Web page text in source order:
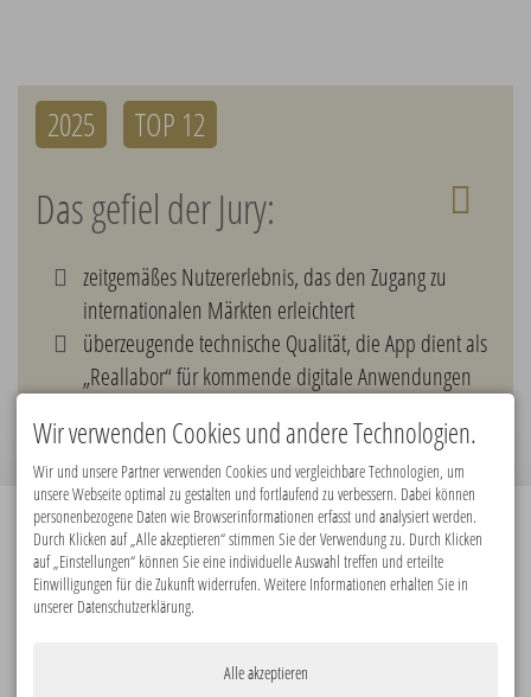
2025 TOP 12
Das gefiel der Jury:
zeitgemäßes Nutzererlebnis, das den Zugang zu
internationalen Märkten erleichtert
überzeugende technische Qualität, die App dient als
„Reallabor“ für kommende digitale Anwendungen
Premiumpartner:
Wir verwenden Cookies und andere Technologien.
Wir und unsere Partner verwenden Cookies und vergleichbare Technologien, um
unsere Webseite optimal zu gestalten und fortlaufend zu verbessern. Dabei können
personenbezogene Daten wie Browserinformationen erfasst und analysiert werden.
Durch Klicken auf „Alle akzeptieren“ stimmen Sie der Verwendung zu. Durch Klicken
auf „Einstellungen“ können Sie eine individuelle Auswahl treffen und erteilte
Einwilligungen für die Zukunft widerrufen. Weitere Informationen erhalten Sie in
unserer Datenschutzerklärung.
Alle akzeptieren